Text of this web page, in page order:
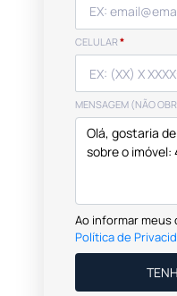
CELULAR *
MENSAGEM (NÃO
Ao informar meus
Política de